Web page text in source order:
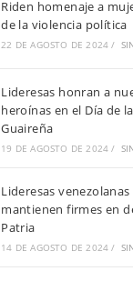
Riden homenaje a
de la violencia política
22 DE AGOSTO DE 2024 /
Lideresas honran a
heroínas en el Día de
Guaireña
19 DE AGOSTO DE 2024 /
Lideresas venezolanas
mantienen firmes en
Patria
14 DE AGOSTO DE 2024 /